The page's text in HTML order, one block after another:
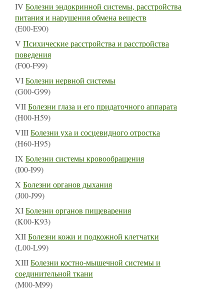
IV Болезни эндокринной системы, расстройства
питания и нарушения обмена веществ
(E00-E90)
V Психические расстройства и расстройства
поведения
(F00-F99)
VIБолезни нервной системы
(G00-G99)
VIIБолезни глаза и его придаточного аппарата
(H00-H59)
VIIIБолезни уха и сосцевидного отростка
(H60-H95)
IX Болезни системы кровообращения
(I00-I99)
X Болезни органов дыхания
(J00-J99)
XIБолезни органов пищеварения
(K00-K93)
XIIБолезни кожи и подкожной клетчатки
(L00-L99)
XIIIБолезни костно-мышечной системы и
соединительной ткани
(M00-M99)